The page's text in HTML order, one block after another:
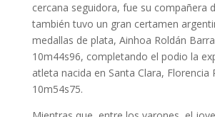
cercana seguidora, fue su compañera
también tuvo un gran certamen
medallas de plata, Ainhoa Roldán
10m44s96, completando el podio la
atleta nacida en Santa Clara, Florencia
10m54s75.